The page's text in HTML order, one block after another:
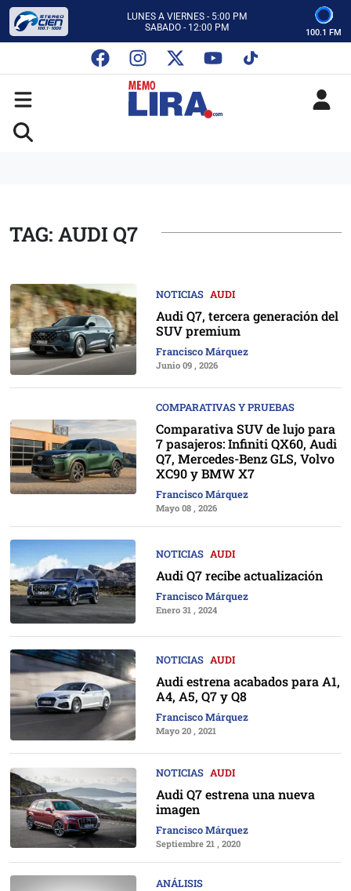
LUNES A VIERNES - 5:00 PM
SABADO - 12:00 PM
CON MEMO LIRA Y SU EQUIPO
LUNES A VIERNES - 5:00 PM
SABADO - 12:00 PM
100.1 FM
TAG: AUDI Q7
NOTICIAS AUDI
Audi Q7, tercera generación del
SUV premium
Francisco Márquez
Junio 09 , 2026
COMPARATIVAS Y PRUEBAS
Comparativa SUV de lujo para
7 pasajeros: Infiniti QX60, Audi
Q7, Mercedes-Benz GLS, Volvo
XC90 y BMW X7
Francisco Márquez
Mayo 08 , 2026
NOTICIAS AUDI
Audi Q7 recibe actualización
Francisco Márquez
Enero 31 , 2024
NOTICIAS AUDI
Audi estrena acabados para A1,
A4, A5, Q7 y Q8
Francisco Márquez
Mayo 20 , 2021
NOTICIAS AUDI
Audi Q7 estrena una nueva
imagen
Francisco Márquez
Septiembre 21 , 2020
ANÁLISIS